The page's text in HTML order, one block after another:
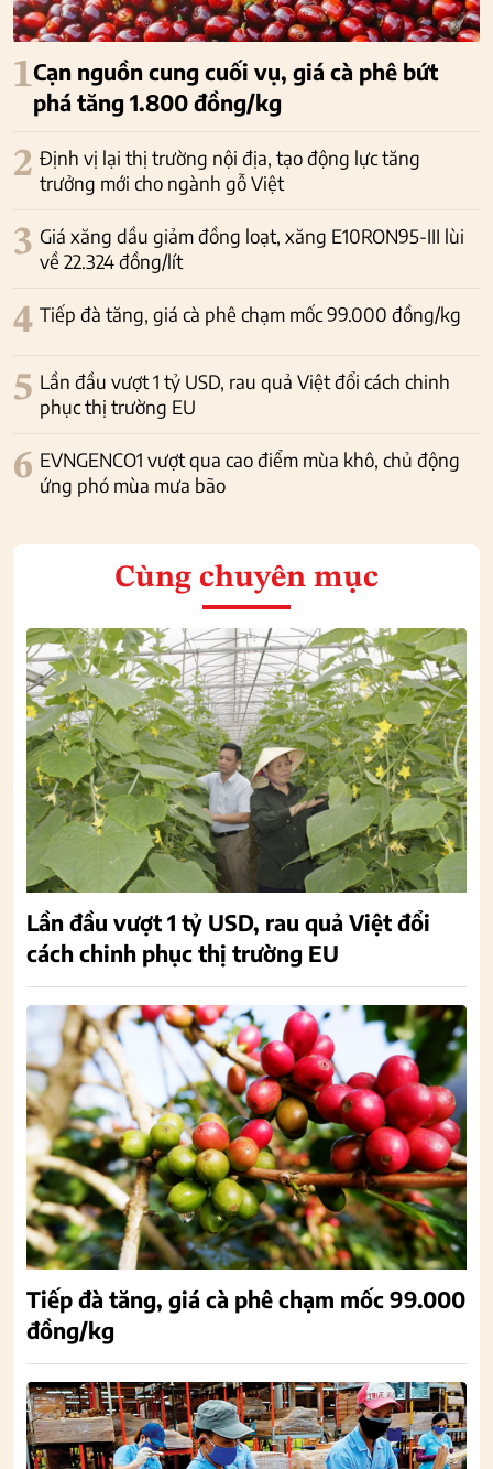
1Cạn nguồn cung cuối vụ, giá cà phê bứt
phá tăng 1.800 đồng/kg
2 Định vị lại thị trường nội địa, tạo động lực tăng
trưởng mới cho ngành gỗ Việt
3 Giá xăng dầu giảm đồng loạt, xăng E10RON95-III lùi
về 22.324 đồng/lít
4 Tiếp đà tăng, giá cà phê chạm mốc 99.000 đồng/kg
5 Lần đầu vượt 1 tỷ USD, rau quả Việt đổi cách chinh
phục thị trường EU
6 EVNGENCO1 vượt qua cao điểm mùa khô, chủ động
ứng phó mùa mưa bão
Cùng chuyên mục
Lần đầu vượt 1 tỷ USD, rau quả Việt đổi
cách chinh phục thị trường EU
Tiếp đà tăng, giá cà phê chạm mốc 99.000
đồng/kg